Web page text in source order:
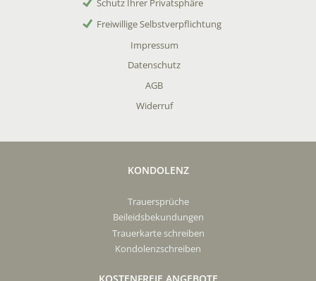
Freiwillige Selbstverpflichtung
Impressum
Datenschutz
AGB
Widerruf
KONDOLENZ
Trauersprüche
Beileidsbekundungen
Trauerkarte schreiben
Kondolenzschreiben